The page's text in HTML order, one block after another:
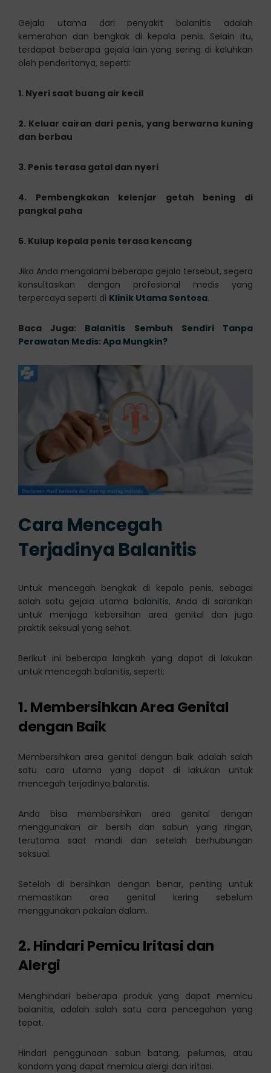
Gejala utama dari penyakit balanitis adalah
kemerahan dan bengkak di kepala penis. Selain itu,
terdapat beberapa gejala lain yang sering di keluhkan
oleh penderitanya, seperti:
1. Nyeri saat buang air kecil
2. Keluar cairan dari penis, yang berwarna kuning
dan berbau
3. Penis terasa gatal dan nyeri
4. Pembengkakan kelenjar getah bening di
pangkal paha
5. Kulup kepala penis terasa kencang
Jika Anda mengalami beberapa gejala tersebut, segera
konsultasikan dengan profesional medis yang
terpercaya seperti di Klinik Utama Sentosa.
Baca Juga: Balanitis Sembuh Sendiri Tanpa
Perawatan Medis: Apa Mungkin?
Cara Mencegah
Terjadinya Balanitis
Untuk mencegah bengkak di kepala penis, sebagai
salah satu gejala utama balanitis, Anda di sarankan
untuk menjaga kebersihan area genital dan juga
praktik seksual yang sehat.
Berikut ini beberapa langkah yang dapat di lakukan
untuk mencegah balanitis, seperti:
1. Membersihkan Area Genital
dengan Baik
Membersihkan area genital dengan baik adalah salah
satu cara utama yang dapat di lakukan untuk
mencegah terjadinya balanitis.
Anda bisa membersihkan area genital dengan
menggunakan air bersih dan sabun yang ringan,
terutama saat mandi dan setelah berhubungan
seksual.
Setelah di bersihkan dengan benar, penting untuk
memastikan area genital kering sebelum
menggunakan pakaian dalam.
2. Hindari Pemicu Iritasi dan
Alergi
Menghindari beberapa produk yang dapat memicu
balanitis, adalah salah satu cara pencegahan yang
tepat.
Hindari penggunaan sabun batang, pelumas, atau
kondom yang dapat memicu alergi dan iritasi.